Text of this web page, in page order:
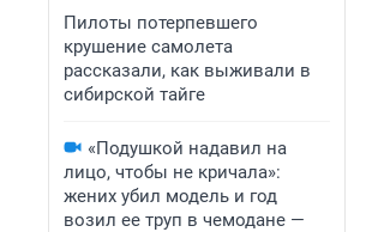
Пилоты потерпевшего
крушение самолета
рассказали, как выживали в
сибирской тайге
«Подушкой надавил на
лицо, чтобы не кричала»:
жених убил модель и год
возил ее труп в чемодане —